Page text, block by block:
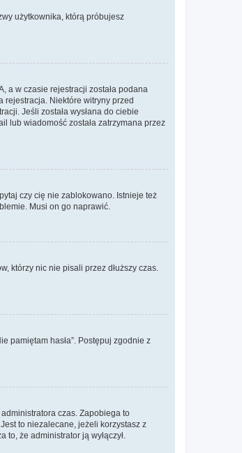
użytkownika, którą próbujesz
a w czasie rejestracji została podana
rejestracja. Niektóre witryny przed
Jeśli została wysłana do ciebie
lub wiadomość została zatrzymana przez
czy cię nie zablokowano. Istnieje też
Musi on go naprawić.
którzy nic nie pisali przez dłuższy czas.
pamiętam hasła”. Postępuj zgodnie z
czas. Zapobiega to
Jest to niezalecane, jeżeli korzystasz z
że administrator ją wyłączył.